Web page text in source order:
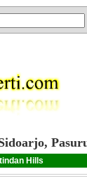
Hills